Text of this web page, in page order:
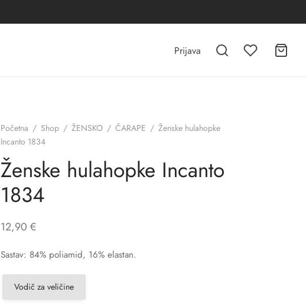
Prijava
Početna / Shop / ŽENSKO / ČARAPE / Ženske hulahopke
Incanto 1834
Ženske hulahopke Incanto
1834
12,90 €
Sastav: 84% poliamid, 16% elastan.
Vodič za veličine